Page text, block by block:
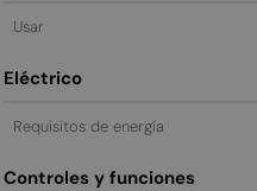
Usar
Eléctrico
Requisitos de energía
Controles y funciones